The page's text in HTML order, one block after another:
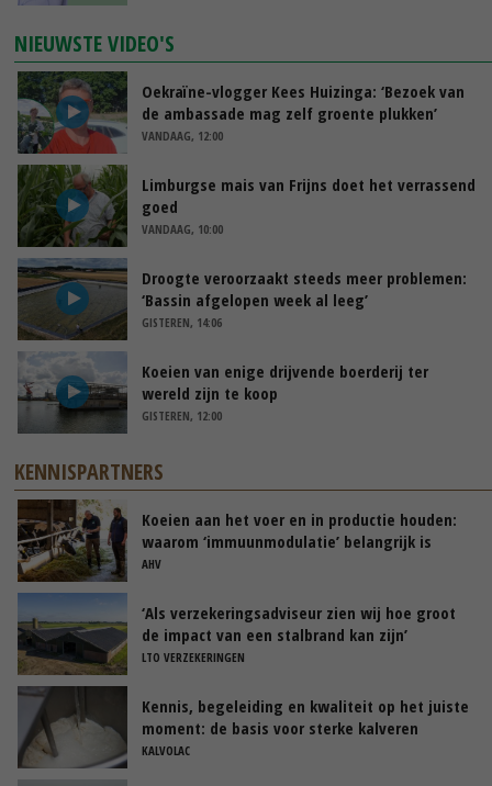
NIEUWSTE VIDEO'S
Oekraïne-vlogger Kees Huizinga: ‘Bezoek van
de ambassade mag zelf groente plukken’
VANDAAG, 12:00
Limburgse mais van Frijns doet het verrassend
goed
VANDAAG, 10:00
Droogte veroorzaakt steeds meer problemen:
‘Bassin afgelopen week al leeg’
GISTEREN, 14:06
Koeien van enige drijvende boerderij ter
wereld zijn te koop
GISTEREN, 12:00
KENNISPARTNERS
Koeien aan het voer en in productie houden:
waarom ‘immuunmodulatie’ belangrijk is
tijdens de transitieperiode
AHV
‘Als verzekeringsadviseur zien wij hoe groot
de impact van een stalbrand kan zijn’
LTO VERZEKERINGEN
Kennis, begeleiding en kwaliteit op het juiste
moment: de basis voor sterke kalveren
KALVOLAC